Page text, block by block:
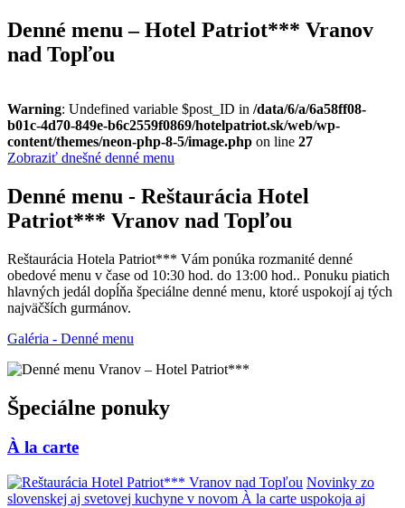
Denné menu – Hotel Patriot*** Vranov
nad Topľou
Warning: Undefined variable $post_ID in /data/6/a/6a58ff08-
b01c-4d70-849e-b6c2559f0869/hotelpatriot.sk/web/wp-
content/themes/neon-php-8-5/image.php on line 27
Zobraziť dnešné denné menu
Denné menu - Reštaurácia Hotel
Patriot*** Vranov nad Topľou
Reštaurácia Hotela Patriot*** Vám ponúka rozmanité denné
obedové menu v čase od 10:30 hod. do 13:00 hod.. Ponuku piatich
hlavných jedál dopĺňa špeciálne denné menu, ktoré uspokojí aj tých
najväčších gurmánov.
Galéria - Denné menu
Špeciálne ponuky
À la carte
Novinky zo
slovenskej aj svetovej kuchyne v novom À la carte uspokoja aj